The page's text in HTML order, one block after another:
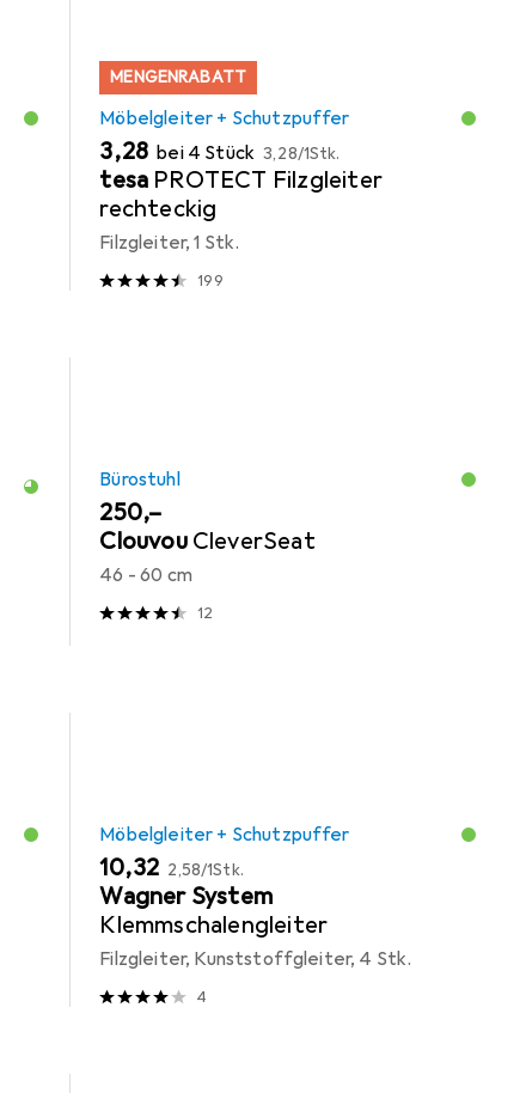
MENGENRABATT
Möbelgleiter + Schutzpuffer
EUR
3,28 bei 4 Stück EUR
3,28/1Stk.
tesa PROTECT Filzgleiter
rechteckig
Filzgleiter, 1 Stk.
199
Bürostuhl
EUR
250,–
Clouvou CleverSeat
46 - 60 cm
12
Möbelgleiter + Schutzpuffer
EUR
10,32 EUR
2,58/1Stk.
Wagner System
Klemmschalengleiter
Filzgleiter, Kunststoffgleiter, 4 Stk.
4